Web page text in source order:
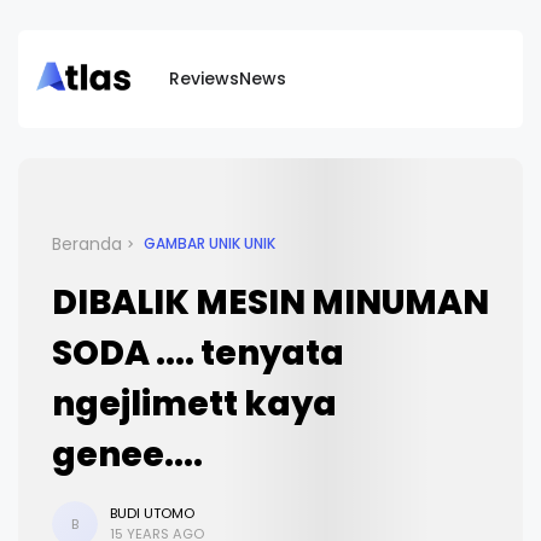
ReviewsNews
Beranda GAMBAR UNIK UNIK
DIBALIK MESIN MINUMAN
SODA .... tenyata
ngejlimett kaya
genee....
B
BUDI UTOMO
15 YEARS AGO